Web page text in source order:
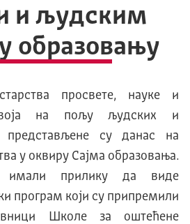
и људским
образовању
просвете, науке и
на пољу људских и
представљене су данас на
у оквиру Сајма образовања.
имали прилику да виде
програм који су припремили
Школе за оштећене